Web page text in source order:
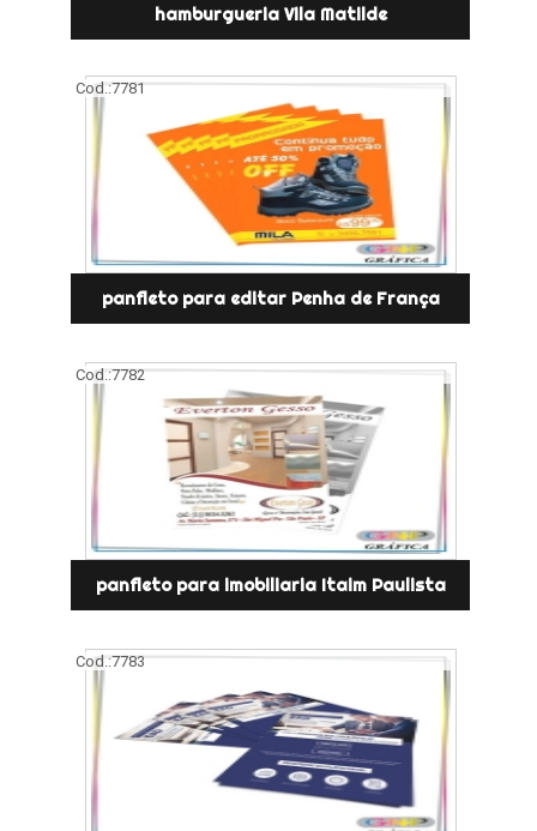
hamburgueria Vila Matilde
Cod.:7781
panfleto para editar Penha de França
Cod.:7782
panfleto para imobiliaria Itaim Paulista
Cod.:7783